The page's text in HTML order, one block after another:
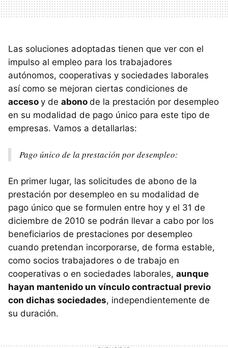
Las soluciones adoptadas tienen que ver con el
impulso al empleo para los trabajadores
autónomos, cooperativas y sociedades laborales
así como se mejoran ciertas condiciones de
acceso y de abono de la prestación por desempleo
en su modalidad de pago único para este tipo de
empresas. Vamos a detallarlas:
Pago único de la prestación por desempleo:
En primer lugar, las solicitudes de abono de la
prestación por desempleo en su modalidad de
pago único que se formulen entre hoy y el 31 de
diciembre de 2010 se podrán llevar a cabo por los
beneficiarios de prestaciones por desempleo
cuando pretendan incorporarse, de forma estable,
como socios trabajadores o de trabajo en
cooperativas o en sociedades laborales, aunque
hayan mantenido un vínculo contractual previo
con dichas sociedades, independientemente de
su duración.